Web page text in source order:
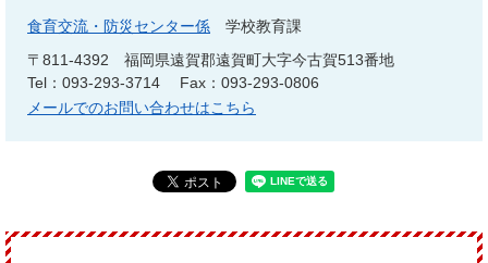
食育交流・防災センター係
学校教育課
〒811-4392
福岡県遠賀郡遠賀町大字今古賀513番地
Tel：093-293-3714
Fax：093-293-0806
メールでのお問い合わせはこちら